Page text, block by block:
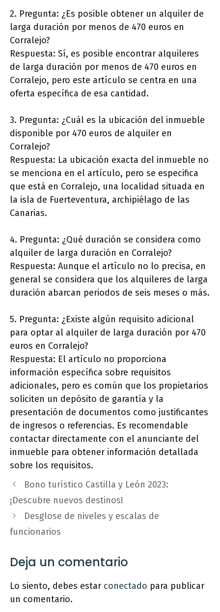
2. Pregunta: ¿Es posible obtener un alquiler de
larga duración por menos de 470 euros en
Corralejo?
Respuesta: Sí, es posible encontrar alquileres
de larga duración por menos de 470 euros en
Corralejo, pero este artículo se centra en una
oferta específica de esa cantidad.
3. Pregunta: ¿Cuál es la ubicación del inmueble
disponible por 470 euros de alquiler en
Corralejo?
Respuesta: La ubicación exacta del inmueble no
se menciona en el artículo, pero se especifica
que está en Corralejo, una localidad situada en
la isla de Fuerteventura, archipiélago de las
Canarias.
4. Pregunta: ¿Qué duración se considera como
alquiler de larga duración en Corralejo?
Respuesta: Aunque el artículo no lo precisa, en
general se considera que los alquileres de larga
duración abarcan periodos de seis meses o más.
5. Pregunta: ¿Existe algún requisito adicional
para optar al alquiler de larga duración por 470
euros en Corralejo?
Respuesta: El artículo no proporciona
información específica sobre requisitos
adicionales, pero es común que los propietarios
soliciten un depósito de garantía y la
presentación de documentos como justificantes
de ingresos o referencias. Es recomendable
contactar directamente con el anunciante del
inmueble para obtener información detallada
sobre los requisitos.
Bono turístico Castilla y León 2023:
¡Descubre nuevos destinos!
Desglose de niveles y escalas de
funcionarios
Deja un comentario
Lo siento, debes estar conectado para publicar
un comentario.